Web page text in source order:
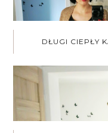
DŁUGI CIEPŁY